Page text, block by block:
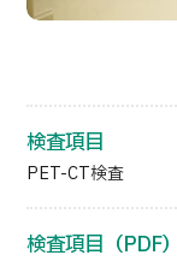
医療機関の方へ
運営会社
検査項目
PET-CT検査
検査項目（PDF）